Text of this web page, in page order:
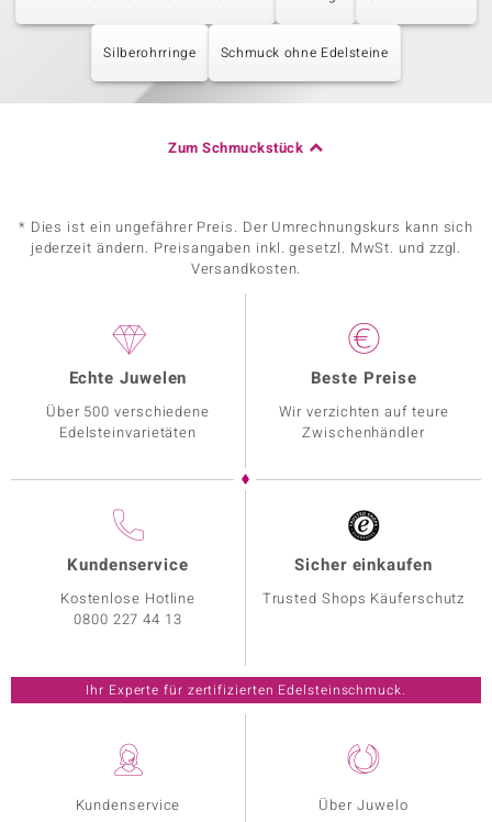
Silberohrringe Schmuck ohne Edelsteine
Zum Schmuckstück
* Dies ist ein ungefährer Preis. Der Umrechnungskurs kann sich
jederzeit ändern. Preisangaben inkl. gesetzl. MwSt. und zzgl.
Versandkosten.
Kundenservice
Über Juwelo
Echte Juwelen
Über 500 verschiedene
Edelsteinvarietäten
Beste Preise
Wir verzichten auf teure
Zwischenhändler
Kundenservice
Kostenlose Hotline
0800 227 44 13
Sicher einkaufen
Trusted Shops Käuferschutz
Ihr Experte für zertifizierten Edelsteinschmuck.